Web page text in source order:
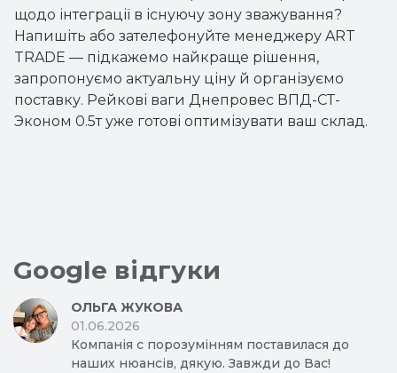
щодо інтеграції в існуючу зону зважування?
Напишіть або зателефонуйте менеджеру ART
TRADE — підкажемо найкраще рішення,
запропонуємо актуальну ціну й організуємо
поставку. Рейкові ваги Днепровес ВПД-СТ-
Эконом 0.5т уже готові оптимізувати ваш склад.
Google відгуки
ОЛЬГА ЖУКОВА
01.06.2026
Компанія с порозумінням поставилася до
наших нюансів, дякую. Завжди до Вас!